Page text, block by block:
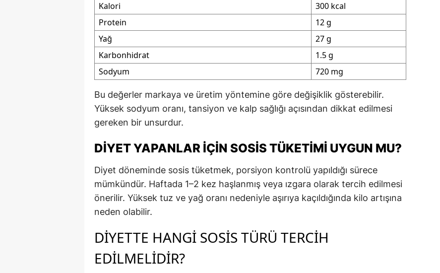
Kalori
300 kcal
Protein
12 g
Yağ
27 g
Karbonhidrat
1.5 g
Sodyum
720 mg
Bu değerler markaya ve üretim yöntemine göre değişiklik gösterebilir.
Yüksek sodyum oranı, tansiyon ve kalp sağlığı açısından dikkat edilmesi
gereken bir unsurdur.
DIYET YAPANLAR İÇIN SOSIS TÜKETIMI UYGUN MU?
Diyet döneminde sosis tüketmek, porsiyon kontrolü yapıldığı sürece
mümkündür. Haftada 1–2 kez haşlanmış veya ızgara olarak tercih edilmesi
önerilir. Yüksek tuz ve yağ oranı nedeniyle aşırıya kaçıldığında kilo artışına
neden olabilir.
DIYETTE HANGI SOSIS TÜRÜ TERCIH
EDILMELIDIR?